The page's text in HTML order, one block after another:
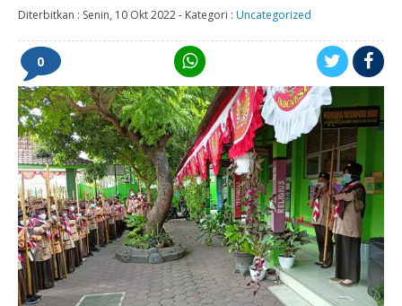
Diterbitkan : Senin, 10 Okt 2022- Kategori : Uncategorized
0